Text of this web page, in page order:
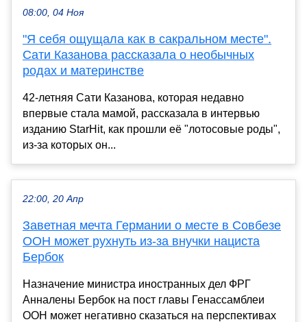
08:00, 04 Ноя
"Я себя ощущала как в сакральном месте".
Сати Казанова рассказала о необычных
родах и материнстве
42-летняя Сати Казанова, которая недавно
впервые стала мамой, рассказала в интервью
изданию StarHit, как прошли её "лотосовые роды",
из-за которых он...
22:00, 20 Апр
Заветная мечта Германии о месте в Совбезе
ООН может рухнуть из-за внучки нациста
Бербок
Назначение министра иностранных дел ФРГ
Анналены Бербок на пост главы Генассамблеи
ООН может негативно сказаться на перспективах